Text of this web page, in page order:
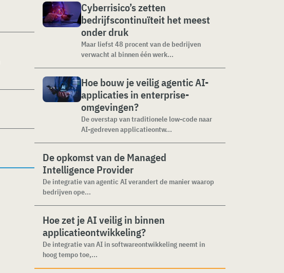
Cyberrisico’s zetten
bedrijfscontinuïteit het meest
onder druk
Maar liefst 48 procent van de bedrijven
verwacht al binnen één werk...
Hoe bouw je veilig agentic AI-
applicaties in enterprise-
omgevingen?
De overstap van traditionele low-code naar
AI-gedreven applicatieontw...
De opkomst van de Managed
Intelligence Provider
De integratie van agentic AI verandert de manier waarop
bedrijven ope...
Hoe zet je AI veilig in binnen
applicatieontwikkeling?
De integratie van AI in softwareontwikkeling neemt in
hoog tempo toe,...